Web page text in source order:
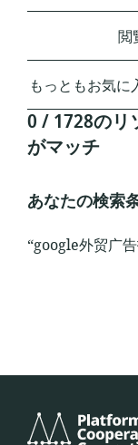
閲
もっともお気に
0 / 1728のリ
がマッチ
あなたの検索
“google外贸广